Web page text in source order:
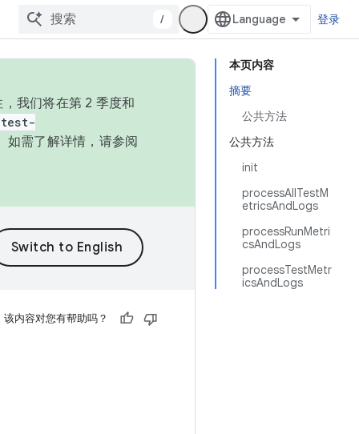
/ 登录
本页内容
摘要
公共方法
公共方法
init
processAllTestM
etricsAndLogs
processRunMetri
csAndLogs
processTestMetr
icsAndLogs
我们将在第 2 季度和
如需了解详情，请参阅
该内容对您有帮助吗？